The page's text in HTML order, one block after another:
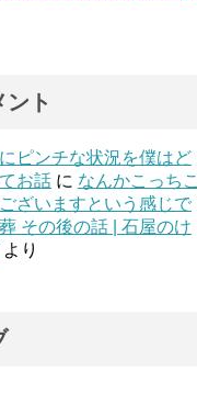
ト
ピンチな状況を僕はど
お話 に なんかこっちこ
ざいますという感じで
その後の話 | 石屋のけ
より